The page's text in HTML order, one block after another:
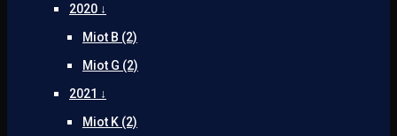
2020 ↓
Miot B (2)
Miot G (2)
2021 ↓
Miot K (2)